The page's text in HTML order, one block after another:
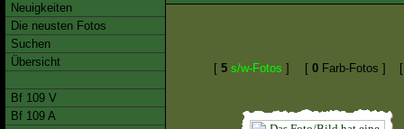
Neuigkeiten
Die neusten Fotos
Suchen
Übersicht
Bf 109 V
Bf 109 A
[ 5 s/w-Fotos ] [ 0 Farb-Fotos ]